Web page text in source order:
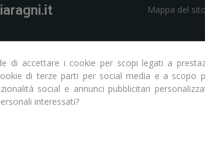
Mappa del sito
Ragni. Tutti i Diritti Riservati
di accettare i cookie per scopi legati a
di terze parti per social media e a scopo
social e annunci pubblicitari
interessati?